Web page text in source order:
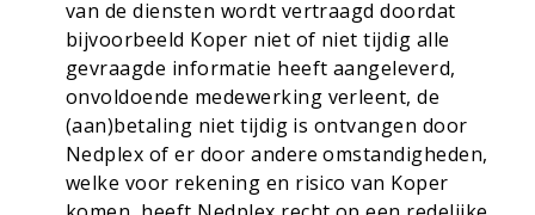
van de diensten wordt vertraagd doordat
bijvoorbeeld Koper niet of niet tijdig alle
gevraagde informatie heeft aangeleverd,
onvoldoende medewerking verleent, de
(aan)betaling niet tijdig is ontvangen door
Nedplex of er door andere omstandigheden,
welke voor rekening en risico van Koper